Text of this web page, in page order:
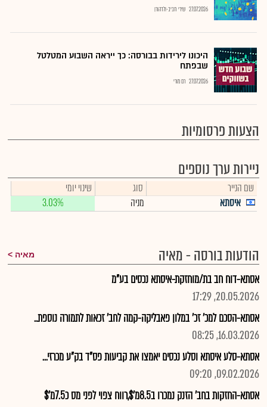
27.07.2026 שירי חביב-ולדהורן
היכונו לירידות בבורסה: כך ייראה השבוע המטלטל
שבפתח
27.07.2026 רם מורי
הצעות פרסומיות
ניירות ערך נוספים
שם הנייר סוג
שינוי יומי
איסתא
מניה 3.03%
הודעות בורסה - מאיה מאיה
אסתא-דוח חב בת/מוחזקת-איסתא נכסים בע"מ
20.05.2026, 17:29
אסתא-הסכם למכ' זכ' במלון פאבליקה-קמה לחב' זכאות לתמורה נוספת..
16.03.2026, 08:25
אסתא-סלע איסתא וסלע נכסים יאמצו את קביעות פס"ד בק"ע מכרזי...
09.02.2026, 09:20
אסתא-החזקות בחב' הזנק נמכרו ב8.5מ'$,רווח צפוי לפני מס כ7.5מ'$